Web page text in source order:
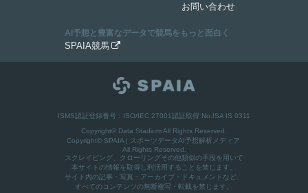
お問い合わせ
AI予想と豊富なデータで競馬をもっと面白く
SPAIA競馬 
ISMS認証登録番号：ISO/IEC 27001認証取得 No.ISA IS 0311
Copyright© Data Stadium All Rights Reserved.
Copyright© SPAIA | スポーツデータAI予想解析メディア
All Rights Reserved.
スクレイピング、クローリングその他類似の手段を用いて
本サイトの情報を取得し利活用することを禁じます。
サイト内の記事・写真・アーカイブ・ドキュメントなど、
すべてのコンテンツの無断複写・転載を禁じます。